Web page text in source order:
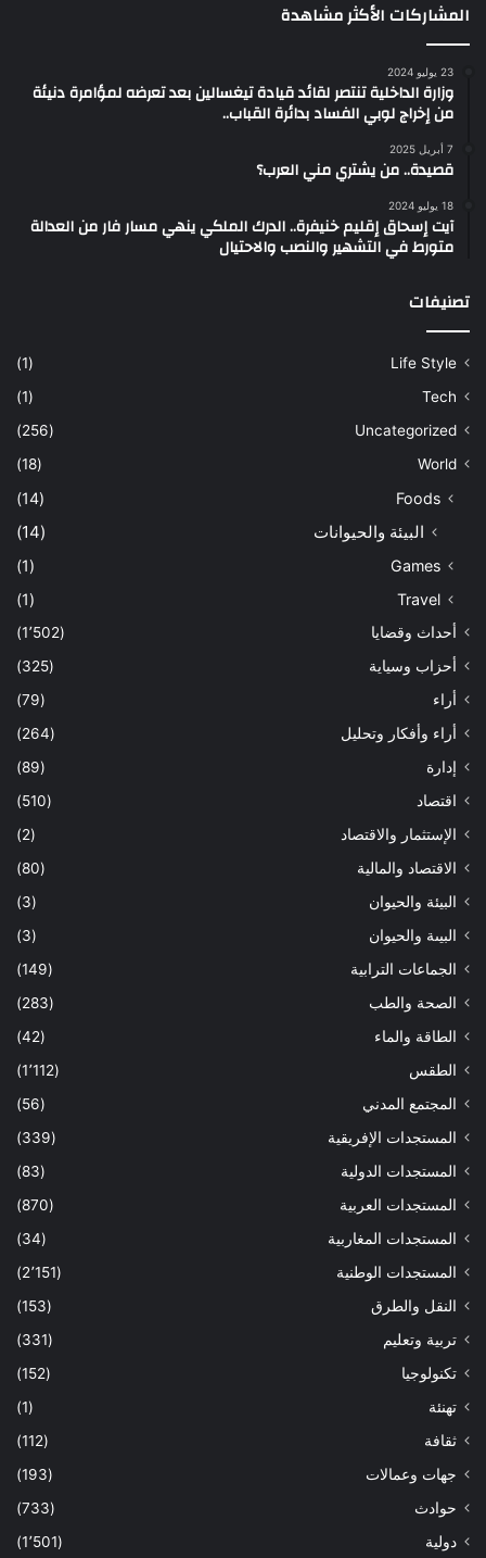
المشاركات الأكثر مشاهدة
23 يوليو 2024
وزارة الداخلية تنتصر لقائد قيادة تيغسالين بعد تعرضه لمؤامرة دنيئة
من إخراج لوبي الفساد بدائرة القباب..
7 أبريل 2025
قصيدة.. من يشتري مني العرب؟
18 يوليو 2024
آيت إسحاق إقليم خنيفرة.. الدرك الملكي ينهي مسار فار من العدالة
متورط في التشهير والنصب والاحتيال
تصنيفات
Life Style
(1)
Tech
(1)
Uncategorized
(256)
World
(18)
Foods
(14)
البيئة والحيوانات (14)
Games
(1)
Travel
(1)
أحداث وقضايا
(1٬502)
أحزاب وسياية
(325)
أراء
(79)
أراء وأفكار وتحليل
(264)
إدارة
(89)
اقتصاد
(510)
الإستثمار والاقتصاد
(2)
الاقتصاد والمالية
(80)
البيئة والحيوان
(3)
البيىة والحيوان
(3)
الجماعات الترابية
(149)
الصحة والطب
(283)
الطاقة والماء
(42)
الطقس
(1٬112)
المجتمع المدني
(56)
المستجدات الإفريقية
(339)
المستجدات الدولية
(83)
المستجدات العربية
(870)
المستجدات المغاربية
(34)
المستجدات الوطنية
(2٬151)
النقل والطرق
(153)
تربية وتعليم
(331)
تكنولوجيا
(152)
تهنئة
(1)
ثقافة
(112)
جهات وعمالات
(193)
حوادث
(733)
دولية
(1٬501)